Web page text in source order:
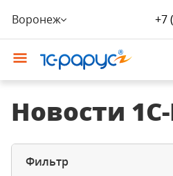
Воронеж +7
Новости
Фильтр